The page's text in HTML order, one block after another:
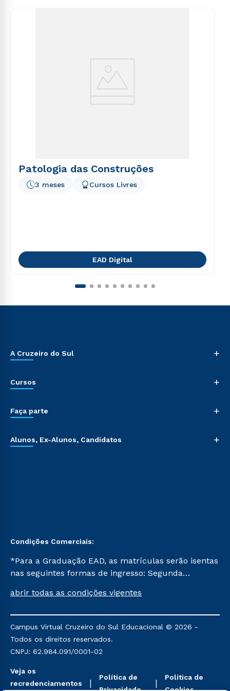
Patologia das Construções
3 meses Cursos Livres
EAD Digital
A Cruzeiro do Sul +
Cursos +
Faça parte +
Alunos, Ex-Alunos, Candidatos +
Condições Comerciais:
*Para a Graduação EAD, as matrículas serão isentas
nas seguintes formas de ingresso: Segunda
Já para as demais, a taxa de matrícula será de R$
mencionadas são referentes aos cursos: Ensino
Religioso, Geografia para a Docência e Metodologia
do Ensino de História: Questões Atuais.
abrir todas as condições vigentes
Campus Virtual Cruzeiro do Sul Educacional © 2026 -
Todos os direitos reservados.
CNPJ: 62.984.091/0001-02
Veja os
recredenciamentos
Política de
Política de